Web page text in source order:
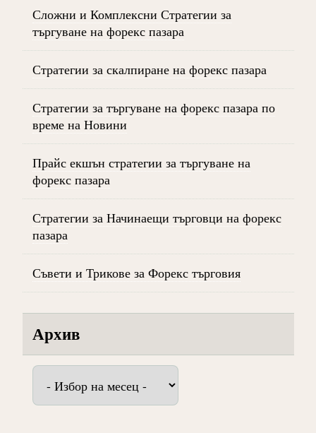
Сложни и Комплексни Стратегии за
търгуване на форекс пазара
Стратегии за скалпиране на форекс пазара
Стратегии за търгуване на форекс пазара по
време на Новини
Прайс екшън стратегии за търгуване на
форекс пазара
Стратегии за Начинаещи търговци на форекс
пазара
Съвети и Трикове за Форекс търговия
Архив
Архив